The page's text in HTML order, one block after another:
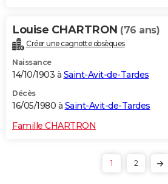
Louise CHARTRON (76 ans)
Créer une cagnotte obsèques
Naissance
14/10/1903 à Saint-Avit-de-Tardes
Décès
16/05/1980 à Saint-Avit-de-Tardes
Famille CHARTRON
1 2